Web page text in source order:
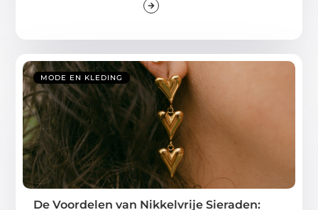
MODE EN KLEDING
De Voordelen van Nikkelvrije Sieraden: